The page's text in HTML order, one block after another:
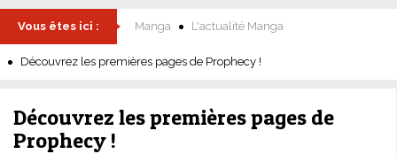
Vous êtes ici : Manga L'actualité Manga
Découvrez les premières pages de Prophecy !
Découvrez les premières pages de
Prophecy !